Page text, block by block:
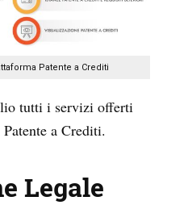
Patente a Crediti
tutti i servizi offerti
a Crediti.
Legale